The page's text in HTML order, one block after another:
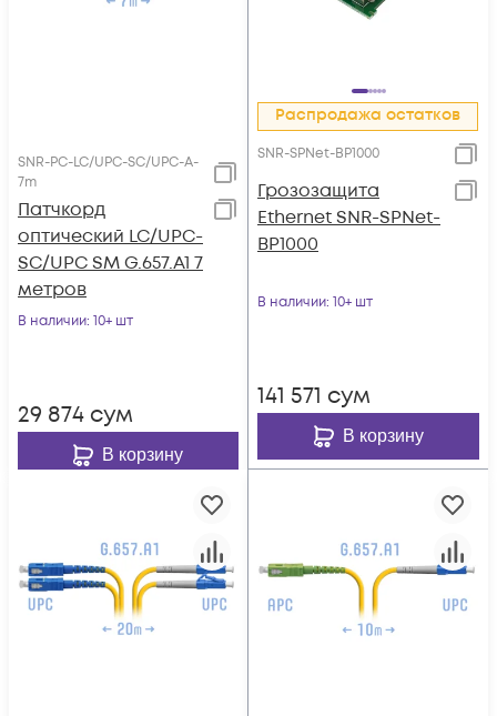
SNR-PC-LC/UPC-SC/UPC-A-
7m
Патчкорд
оптический LC/UPC-
SC/UPC SM G.657.A1 7
метров
В наличии: 10+ шт
29 874 сум
В корзину
Распродажа остатков
SNR-SPNet-BP1000
Грозозащита
Ethernet SNR-SPNet-
BP1000
В наличии: 10+ шт
141 571 сум
В корзину